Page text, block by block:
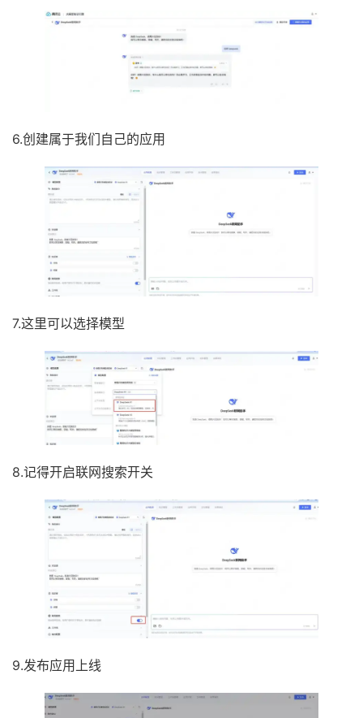
6.创建属于我们自己的应用
7.这里可以选择模型
8.记得开启联网搜索开关
9.发布应用上线